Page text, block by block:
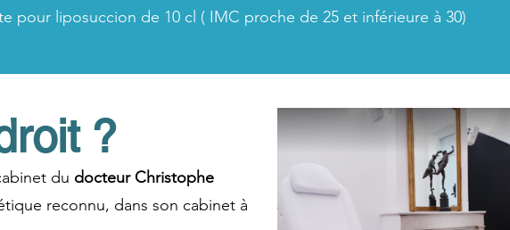
pour liposuccion de 10 cl ( IMC proche de 25 et inférieure à 30)
?
du docteur Christophe
reconnu, dans son cabinet à